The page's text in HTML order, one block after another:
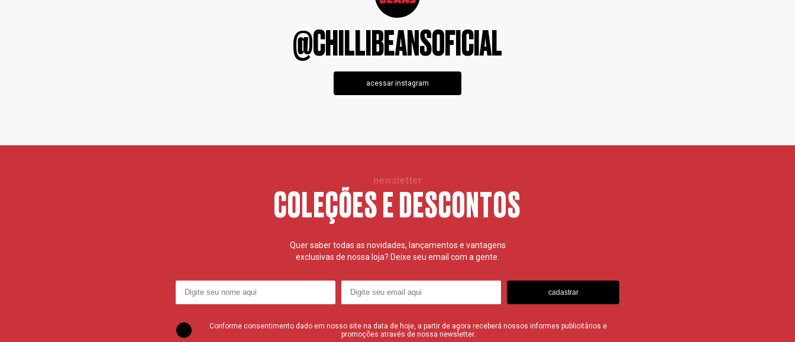
@CHILLIBEANSOFICIAL
acessar instagram
newsletter
COLEÇÕES E DESCONTOS
Quer saber todas as novidades, lançamentos e vantagens
exclusivas de nossa loja? Deixe seu email com a gente.
cadastrar
Conforme consentimento dado em nosso site na data de hoje, a partir de agora receberá nossos informes publicitários e
promoções através de nossa newsletter.